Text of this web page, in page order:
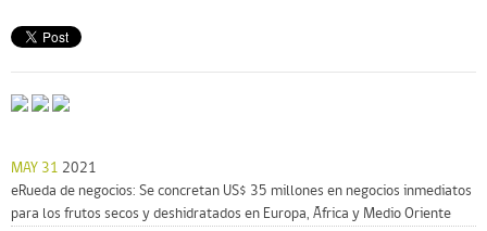
MAY 31 2021
eRueda de negocios: Se concretan US$ 35 millones en negocios inmediatos
para los frutos secos y deshidratados en Europa, África y Medio Oriente